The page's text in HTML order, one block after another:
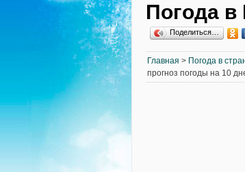
Погода в
Поделиться…
Главная > Погода в
прогноз погоды на 10